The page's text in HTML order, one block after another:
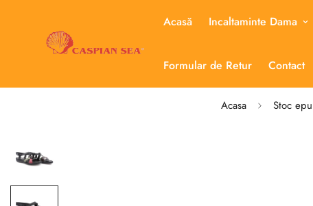
Acasă Incaltaminte Dama
Formular de Retur Contact
Acasa Stoc